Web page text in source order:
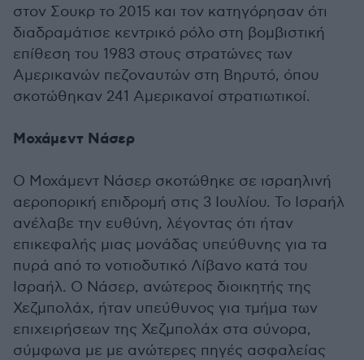
στον Σουκρ το 2015 και τον κατηγόρησαν ότι
διαδραμάτισε κεντρικό ρόλο στη βομβιστική
επίθεση του 1983 στους στρατώνες των
Αμερικανών πεζοναυτών στη Βηρυτό, όπου
σκοτώθηκαν 241 Αμερικανοί στρατιωτικοί.
Μοχάμεντ Νάσερ
Ο Μοχάμεντ Νάσερ σκοτώθηκε σε ισραηλινή
αεροπορική επιδρομή στις 3 Ιουλίου. Το Ισραήλ
ανέλαβε την ευθύνη, λέγοντας ότι ήταν
επικεφαλής μιας μονάδας υπεύθυνης για τα
πυρά από το νοτιοδυτικό Λίβανο κατά του
Ισραήλ. Ο Νάσερ, ανώτερος διοικητής της
Χεζμπολάχ, ήταν υπεύθυνος για τμήμα των
επιχειρήσεων της Χεζμπολάχ στα σύνορα,
σύμφωνα με με ανώτερες πηγές ασφαλείας